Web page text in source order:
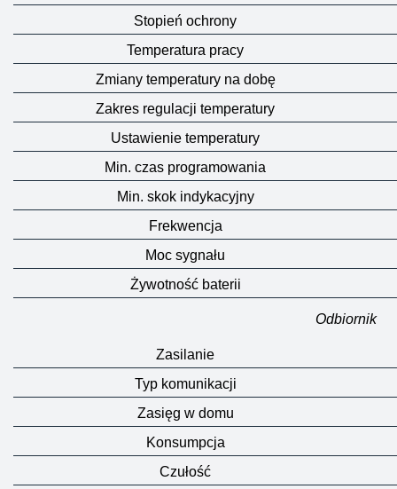
Stopień ochrony
Temperatura pracy
Zmiany temperatury na dobę
Zakres regulacji temperatury
Ustawienie temperatury
Min. czas programowania
Min. skok indykacyjny
Frekwencja
Moc sygnału
Żywotność baterii
Odbiornik
Zasilanie
Typ komunikacji
Zasięg w domu
Konsumpcja
Czułość